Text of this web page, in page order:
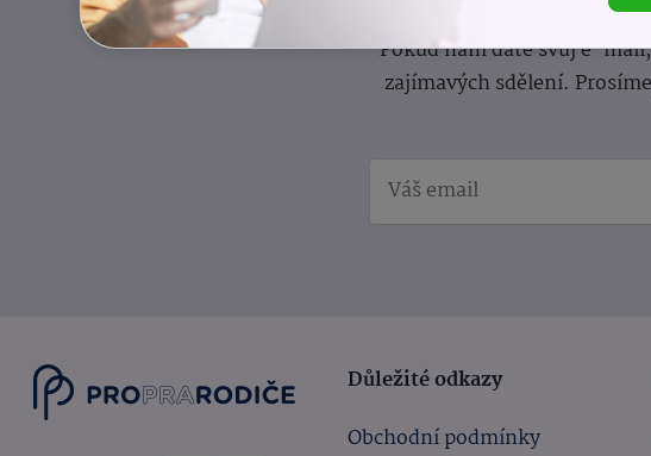
Přihlaste se k odběru
Pokud nám dáte svůj e-
zajímavých sdělení.
Důležité odkazy
Obchodní podmínky